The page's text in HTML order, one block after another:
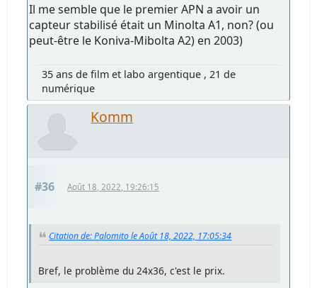
Il me semble que le premier APN a avoir un
capteur stabilisé était un Minolta A1, non? (ou
peut-être le Koniva-Mibolta A2) en 2003)
35 ans de film et labo argentique , 21 de
numérique
Komm
#36 Août 18, 2022, 19:26:15
Citation de: Palomito le Août 18, 2022, 17:05:34
Bref, le problème du 24x36, c'est le prix.